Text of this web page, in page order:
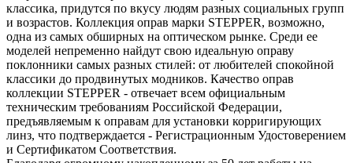
классика, придутся по вкусу людям разных социальных групп
и возрастов. Коллекция оправ марки STEPPER, возможно,
одна из самых обширных на оптическом рынке. Среди ее
моделей непременно найдут свою идеальную оправу
поклонники самых разных стилей: от любителей спокойной
классики до продвинутых модников. Качество оправ
коллекции STEPPER - отвечает всем официальным
техническим требованиям Российской Федерации,
предъявляемым к оправам для установки корригирующих
линз, что подтверждается - Регистрационным Удостоверением
и Сертификатом Соответствия.